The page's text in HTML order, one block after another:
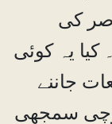
کی
کیا یہ کوئی
جاننے
سمجھی